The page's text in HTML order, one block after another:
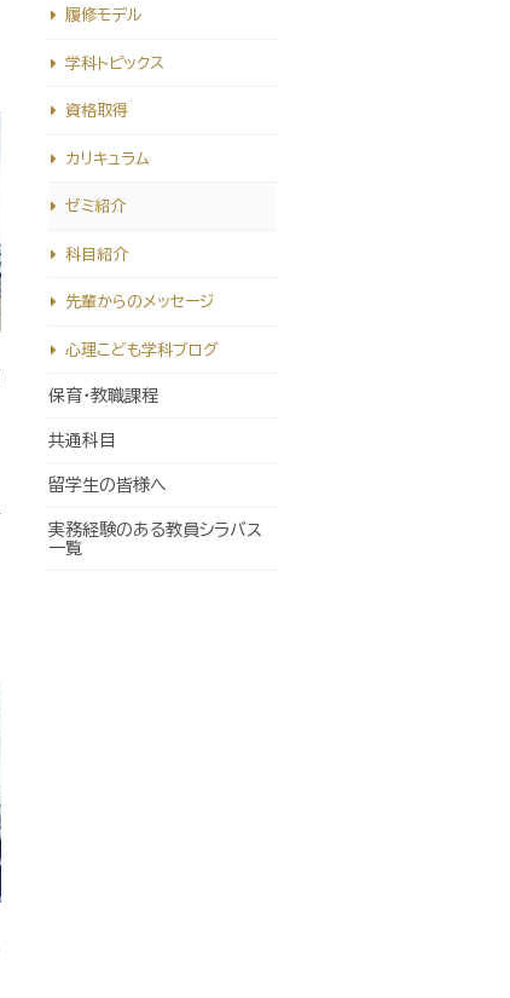
履修モデル
学科トピックス
資格取得
カリキュラム
ゼミ紹介
科目紹介
先輩からのメッセージ
心理こども学科ブログ
保育・教職課程
共通科目
留学生の皆様へ
実務経験のある教員シラバス
一覧